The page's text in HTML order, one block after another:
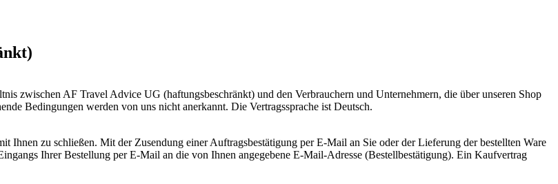
zwischen AF Travel Advice UG (haftungsbeschränkt) und den Verbrauchern und Unternehmern, die über unseren Shop
Bedingungen werden von uns nicht anerkannt. Die Vertragssprache ist Deutsch.
Ihnen zu schließen. Mit der Zusendung einer Auftragsbestätigung per E-Mail an Sie oder der Lieferung der bestellten Ware
Ihrer Bestellung per E-Mail an die von Ihnen angegebene E-Mail-Adresse (Bestellbestätigung). Ein Kaufvertrag